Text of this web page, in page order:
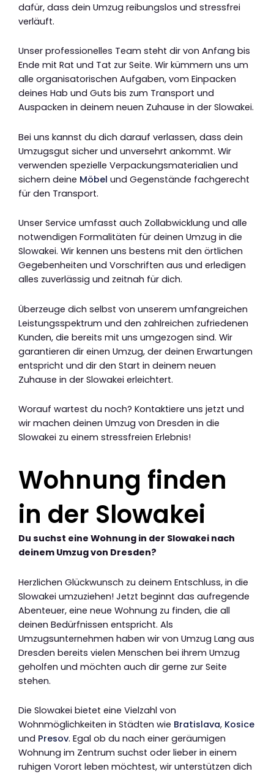
dafür, dass dein Umzug reibungslos und stressfrei
verläuft.
Unser professionelles Team steht dir von Anfang bis
Ende mit Rat und Tat zur Seite. Wir kümmern uns um
alle organisatorischen Aufgaben, vom Einpacken
deines Hab und Guts bis zum Transport und
Auspacken in deinem neuen Zuhause in der Slowakei.
Bei uns kannst du dich darauf verlassen, dass dein
Umzugsgut sicher und unversehrt ankommt. Wir
verwenden spezielle Verpackungsmaterialien und
sichern deine Möbel und Gegenstände fachgerecht
für den Transport.
Unser Service umfasst auch Zollabwicklung und alle
notwendigen Formalitäten für deinen Umzug in die
Slowakei. Wir kennen uns bestens mit den örtlichen
Gegebenheiten und Vorschriften aus und erledigen
alles zuverlässig und zeitnah für dich.
Überzeuge dich selbst von unserem umfangreichen
Leistungsspektrum und den zahlreichen zufriedenen
Kunden, die bereits mit uns umgezogen sind. Wir
garantieren dir einen Umzug, der deinen Erwartungen
entspricht und dir den Start in deinem neuen
Zuhause in der Slowakei erleichtert.
Worauf wartest du noch? Kontaktiere uns jetzt und
wir machen deinen Umzug von Dresden in die
Slowakei zu einem stressfreien Erlebnis!
Wohnung finden
in der Slowakei
Du suchst eine Wohnung in der Slowakei nach
deinem Umzug von Dresden?
Herzlichen Glückwunsch zu deinem Entschluss, in die
Slowakei umzuziehen! Jetzt beginnt das aufregende
Abenteuer, eine neue Wohnung zu finden, die all
deinen Bedürfnissen entspricht. Als
Umzugsunternehmen haben wir von Umzug Lang aus
Dresden bereits vielen Menschen bei ihrem Umzug
geholfen und möchten auch dir gerne zur Seite
stehen.
Die Slowakei bietet eine Vielzahl von
Wohnmöglichkeiten in Städten wie Bratislava, Kosice
und Presov. Egal ob du nach einer geräumigen
Wohnung im Zentrum suchst oder lieber in einem
ruhigen Vorort leben möchtest, wir unterstützen dich